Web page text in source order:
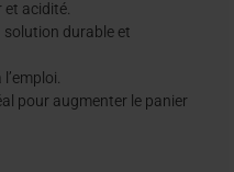
acidité.
durable et
pour augmenter le panier